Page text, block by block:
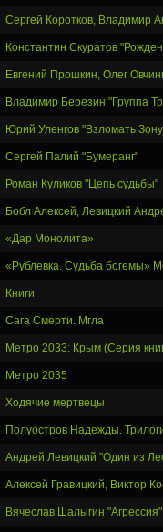
Сергей Коротков, Владимир
Константин Скуратов
Евгений Прошкин, Олег
Владимир Березин "Группа
Юрий Уленгов "Взломать
Сергей Палий "Бумеранг"
Роман Куликов "Цепь судьбы"
Бобл Алексей, Левицкий
«Дар Монолита»
«Рублевка. Судьба богемы»
Книги
Сага Смерти. Мгла
Метро 2033: Крым (Серия
Метро 2035
Ходячие мертвецы
Полуостров Надежды.
Андрей Левицкий "Один из
Алексей Гравицкий, Виктор
Вячеслав Шалыгин "Агрессия"